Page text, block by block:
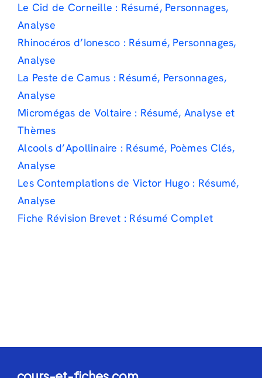
Le Cid de Corneille : Résumé, Personnages,
Analyse
Rhinocéros d’Ionesco : Résumé, Personnages,
Analyse
La Peste de Camus : Résumé, Personnages,
Analyse
Micromégas de Voltaire : Résumé, Analyse et
Thèmes
Alcools d’Apollinaire : Résumé, Poèmes Clés,
Analyse
Les Contemplations de Victor Hugo : Résumé,
Analyse
Fiche Révision Brevet : Résumé Complet